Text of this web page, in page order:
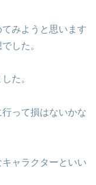
みようと思います
した。
た。
って損はないかな
ャラクターといい